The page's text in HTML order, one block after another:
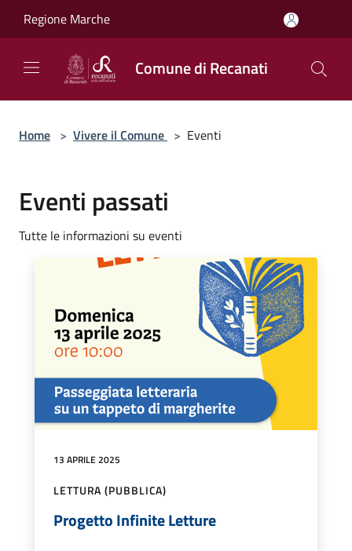
Regione Marche
Comune di Recanati
Home > Vivere il Comune > Eventi
Eventi passati
Tutte le informazioni su eventi
13 APRILE 2025
LETTURA (PUBBLICA)
Progetto Infinite Letture